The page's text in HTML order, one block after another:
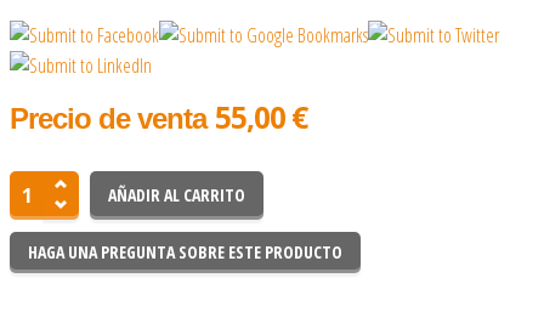
Precio de venta 55,00 €
HAGA UNA PREGUNTA SOBRE ESTE PRODUCTO